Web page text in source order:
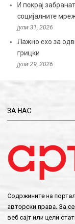
И покрај
социјалните
јули 31, 2026
Лажно ехо за
грицки
јули 29, 2026
ЗА НАС
Содржините на
авторски права. За
веб сајт или цели